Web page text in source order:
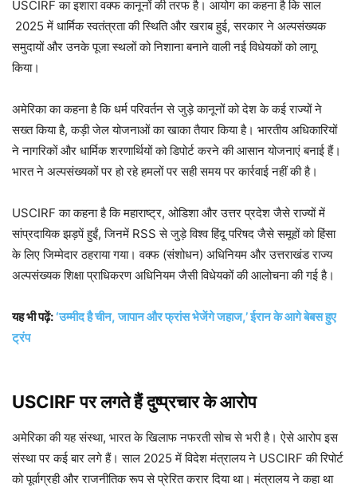
USCIRF का इशारा वक्फ कानूनों की तरफ है। आयोग का कहना है कि साल
2025 में धार्मिक स्वतंत्रता की स्थिति और खराब हुई, सरकार ने अल्पसंख्यक
समुदायों और उनके पूजा स्थलों को निशाना बनाने वाली नई विधेयकों को लागू
किया।
अमेरिका का कहना है कि धर्म परिवर्तन से जुड़े कानूनों को देश के कई राज्यों ने
सख्त किया है, कड़ी जेल योजनाओं का खाका तैयार किया है। भारतीय अधिकारियों
ने नागरिकों और धार्मिक शरणार्थियों को डिपोर्ट करने की आसान योजनाएं बनाई हैं।
भारत ने अल्पसंख्यकों पर हो रहे हमलों पर सही समय पर कार्रवाई नहीं की है।
USCIRF का कहना है कि महाराष्ट्र, ओडिशा और उत्तर प्रदेश जैसे राज्यों में
सांप्रदायिक झड़पें हुईं, जिनमें RSS से जुड़े विश्व हिंदू परिषद जैसे समूहों को हिंसा
के लिए जिम्मेदार ठहराया गया। वक्फ (संशोधन) अधिनियम और उत्तराखंड राज्य
अल्पसंख्यक शिक्षा प्राधिकरण अधिनियम जैसी विधेयकों की आलोचना की गई है।
यह भी पढ़ें:‘उम्मीद है चीन, जापान और फ्रांस भेजेंगे जहाज,’ ईरान के आगे बेबस हुए
ट्रंप
USCIRF पर लगते हैं दुष्प्रचार के आरोप
अमेरिका की यह संस्था, भारत के खिलाफ नफरती सोच से भरी है। ऐसे आरोप इस
संस्था पर कई बार लगे हैं। साल 2025 में विदेश मंत्रालय ने USCIRF की रिपोर्ट
को पूर्वाग्रही और राजनीतिक रूप से प्रेरित करार दिया था। मंत्रालय ने कहा था